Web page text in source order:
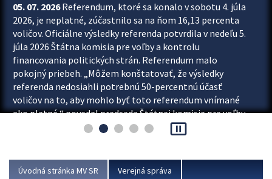
05. 07. 2026Referendum, ktoré sa konalo v sobotu 4. júla
2026, je neplatné, zúčastnilo sa na ňom 16,13 percenta
voličov. Oficiálne výsledky referenda potvrdila v nedeľu 5.
júla 2026 Štátna komisia pre voľby a kontrolu
financovania politických strán. Referendum malo
pokojný priebeh. „Môžem konštatovať, že výsledky
referenda nedosiahli potrebnú 50-percentnú účasť
voličov na to, aby mohlo byť toto referendum vnímané
ako platné,“ povedal predseda Štátnej komisie pre voľby
a kontrolu financovania politických...
pause_presentation
Úvodná stránka MV SR Verejná správa